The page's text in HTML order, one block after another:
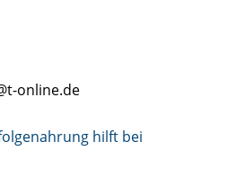
online.de
hilft bei